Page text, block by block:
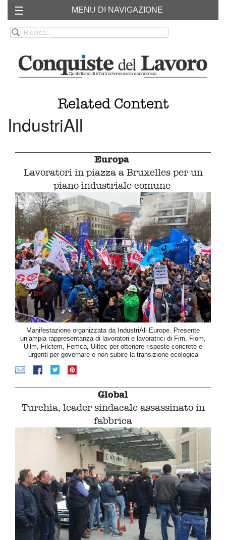
Chi siamo RSS
MENU DI NAVIGAZIONE
Related Content
IndustriAll
Europa
Lavoratori in piazza a Bruxelles per un
piano industriale comune
Manifestazione organizzata da IndustriAll Europe. Presente
un’ampia rappresentanza di lavoratori e lavoratrici di Fim, Fiom,
Uilm, Filctem, Femca, Uiltec per ottenere risposte concrete e
urgenti per governare e non subire la transizione ecologica
Global
Turchia, leader sindacale assassinato in
fabbrica